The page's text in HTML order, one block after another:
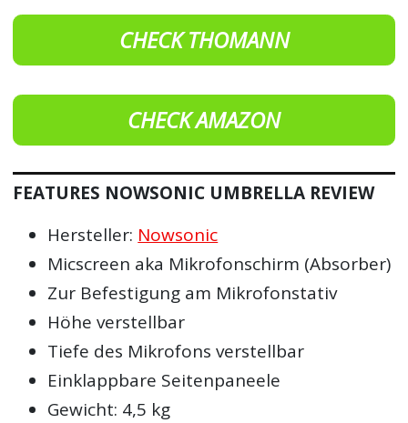
CHECK THOMANN
CHECK AMAZON
FEATURES NOWSONIC UMBRELLA REVIEW
Hersteller: Nowsonic
Micscreen aka Mikrofonschirm (Absorber)
Zur Befestigung am Mikrofonstativ
Höhe verstellbar
Tiefe des Mikrofons verstellbar
Einklappbare Seitenpaneele
Gewicht: 4,5 kg